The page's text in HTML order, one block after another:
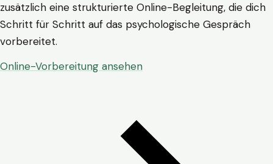
zusätzlich eine strukturierte Online-Begleitung, die dich
Schritt für Schritt auf das psychologische Gespräch
vorbereitet.
Online-Vorbereitung ansehen